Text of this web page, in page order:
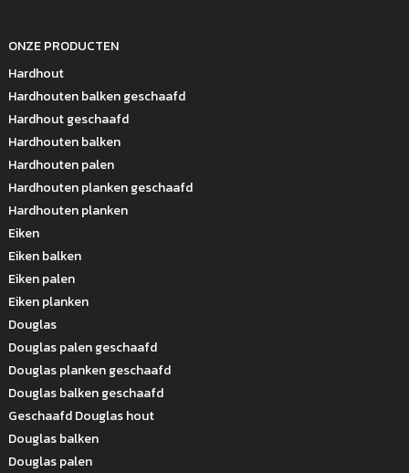
ONZE PRODUCTEN
Hardhout
Hardhouten balken geschaafd
Hardhout geschaafd
Hardhouten balken
Hardhouten palen
Hardhouten planken geschaafd
Hardhouten planken
Eiken
Eiken balken
Eiken palen
Eiken planken
Douglas
Douglas palen geschaafd
Douglas planken geschaafd
Douglas balken geschaafd
Geschaafd Douglas hout
Douglas balken
Douglas palen